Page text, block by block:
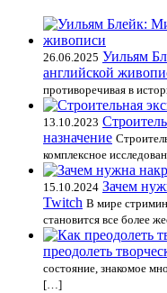
26.06.2025 Уильям
английской
противоречивая в
13.10.2023
назначение
комплексное
15.10.2024 Зачем
Twitch В мире
становится все более
преодолеть
состояние, знакомое
[…]